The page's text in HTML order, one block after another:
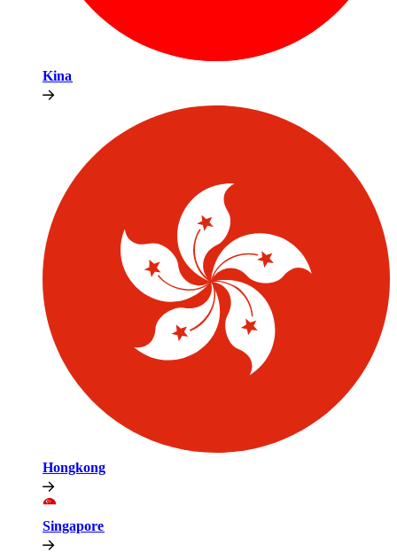
Kina​​
Hongkong​​
Singapore​​